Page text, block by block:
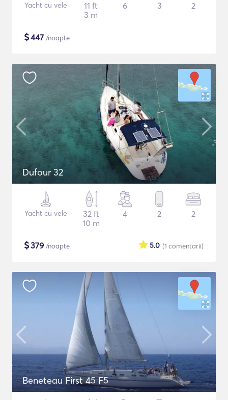
Yacht cu vele
11 ft
3 m
6 3 2
$447 /noapte
Dufour 32
Yacht cu vele
32 ft
10 m
4 2 2
$379 /noapte (1 comentarii)
5.0
Beneteau First 45 F5